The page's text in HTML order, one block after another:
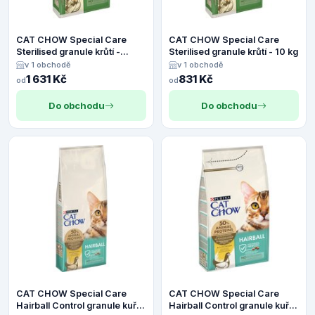
CAT CHOW Special Care
Sterilised granule krůtí -
Výhodné balení: 2 x 10 kg
v 1 obchodě
od1 631 Kč
Do obchodu
CAT CHOW Special Care
Sterilised granule krůtí - 10 kg
v 1 obchodě
od831 Kč
Do obchodu
CAT CHOW Special Care
Hairball Control granule kuře
CAT CHOW Special Care
Hairball Control granule kuře